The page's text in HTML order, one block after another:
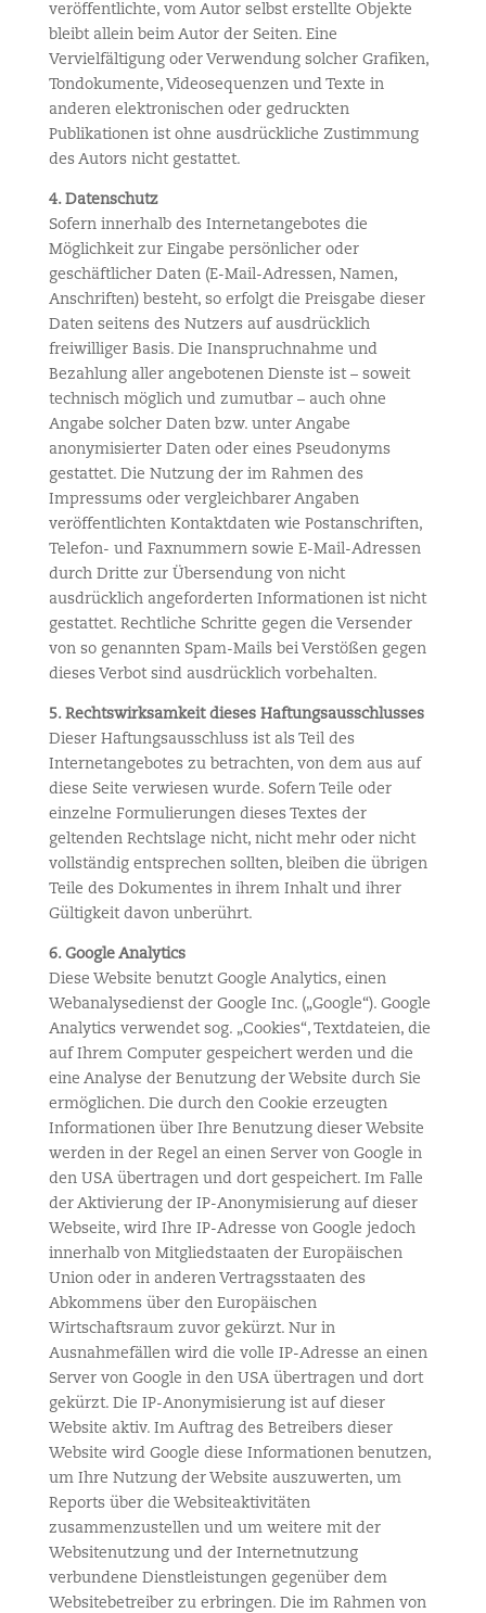
veröffentlichte, vom Autor selbst erstellte Objekte
bleibt allein beim Autor der Seiten. Eine
Vervielfältigung oder Verwendung solcher Grafiken,
Tondokumente, Videosequenzen und Texte in
anderen elektronischen oder gedruckten
Publikationen ist ohne ausdrückliche Zustimmung
des Autors nicht gestattet.
4. Datenschutz
Sofern innerhalb des Internetangebotes die
Möglichkeit zur Eingabe persönlicher oder
geschäftlicher Daten (E-Mail-Adressen, Namen,
Anschriften) besteht, so erfolgt die Preisgabe dieser
Daten seitens des Nutzers auf ausdrücklich
freiwilliger Basis. Die Inanspruchnahme und
Bezahlung aller angebotenen Dienste ist – soweit
technisch möglich und zumutbar – auch ohne
Angabe solcher Daten bzw. unter Angabe
anonymisierter Daten oder eines Pseudonyms
gestattet. Die Nutzung der im Rahmen des
Impressums oder vergleichbarer Angaben
veröffentlichten Kontaktdaten wie Postanschriften,
Telefon- und Faxnummern sowie E-Mail-Adressen
durch Dritte zur Übersendung von nicht
ausdrücklich angeforderten Informationen ist nicht
gestattet. Rechtliche Schritte gegen die Versender
von so genannten Spam-Mails bei Verstößen gegen
dieses Verbot sind ausdrücklich vorbehalten.
5. Rechtswirksamkeit dieses Haftungsausschlusses
Dieser Haftungsausschluss ist als Teil des
Internetangebotes zu betrachten, von dem aus auf
diese Seite verwiesen wurde. Sofern Teile oder
einzelne Formulierungen dieses Textes der
geltenden Rechtslage nicht, nicht mehr oder nicht
vollständig entsprechen sollten, bleiben die übrigen
Teile des Dokumentes in ihrem Inhalt und ihrer
Gültigkeit davon unberührt.
6. Google Analytics
Diese Website benutzt Google Analytics, einen
Webanalysedienst der Google Inc. („Google“). Google
Analytics verwendet sog. „Cookies“, Textdateien, die
auf Ihrem Computer gespeichert werden und die
eine Analyse der Benutzung der Website durch Sie
ermöglichen. Die durch den Cookie erzeugten
Informationen über Ihre Benutzung dieser Website
werden in der Regel an einen Server von Google in
den USA übertragen und dort gespeichert. Im Falle
der Aktivierung der IP-Anonymisierung auf dieser
Webseite, wird Ihre IP-Adresse von Google jedoch
innerhalb von Mitgliedstaaten der Europäischen
Union oder in anderen Vertragsstaaten des
Abkommens über den Europäischen
Wirtschaftsraum zuvor gekürzt. Nur in
Ausnahmefällen wird die volle IP-Adresse an einen
Server von Google in den USA übertragen und dort
gekürzt. Die IP-Anonymisierung ist auf dieser
Website aktiv. Im Auftrag des Betreibers dieser
Website wird Google diese Informationen benutzen,
um Ihre Nutzung der Website auszuwerten, um
Reports über die Websiteaktivitäten
zusammenzustellen und um weitere mit der
Websitenutzung und der Internetnutzung
verbundene Dienstleistungen gegenüber dem
Websitebetreiber zu erbringen. Die im Rahmen von